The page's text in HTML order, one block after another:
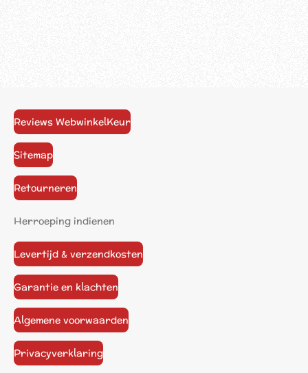
Reviews WebwinkelKeur
Sitemap
Retourneren
Herroeping indienen
Levertijd & verzendkosten
Garantie en klachten
Algemene voorwaarden
Privacyverklaring